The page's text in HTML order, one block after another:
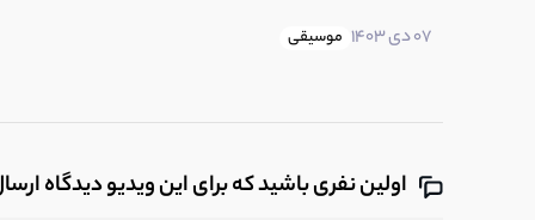
07 دی 1403 موسیقی
اولین نفری باشید که برای این ویدیو دیدگاه